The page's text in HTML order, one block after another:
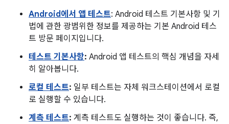
Android에서 앱 테스트: Android 테스트 기본사항 및 기
법에 관한 광범위한 정보를 제공하는 기본 Android 테스
트 방문 페이지입니다.
테스트 기본사항: Android 앱 테스트의 핵심 개념을 자세
히 알아봅니다.
로컬 테스트: 일부 테스트는 자체 워크스테이션에서 로컬
로 실행할 수 있습니다.
계측 테스트: 계측 테스트도 실행하는 것이 좋습니다. 즉,